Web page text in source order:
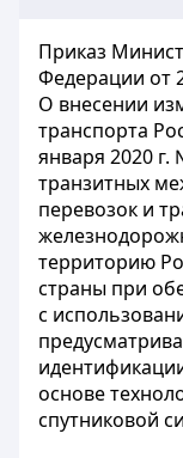
Приказ
Федерации от
О внесении
транспорта
января 2020
транзитных
перевозок и
территорию
страны при
с
основе
спутниковой